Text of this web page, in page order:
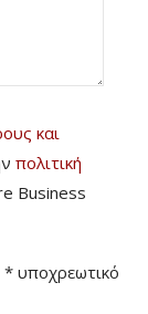
και
πολιτική
Business
* υποχρεωτικό